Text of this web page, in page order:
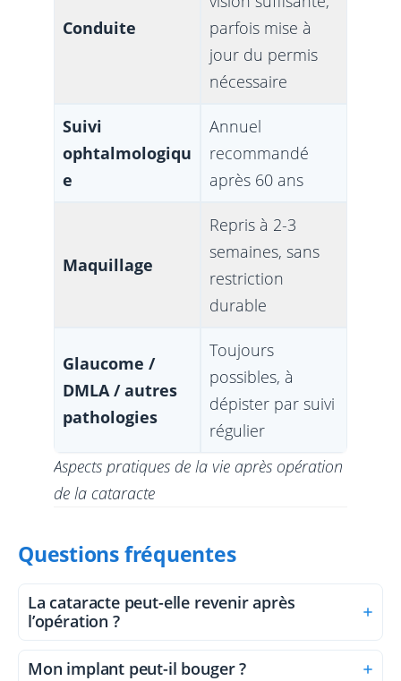
Conduite
parfois mise à
jour du permis
nécessaire
Suivi
ophtalmologiqu
e
Annuel
recommandé
après 60 ans
Maquillage
Repris à 2-3
semaines, sans
restriction
durable
Glaucome /
DMLA / autres
pathologies
Toujours
possibles, à
dépister par suivi
régulier
Aspects pratiques de la vie après opération
de la cataracte
Questions fréquentes
La cataracte peut-elle revenir après
l’opération ?
Mon implant peut-il bouger ?